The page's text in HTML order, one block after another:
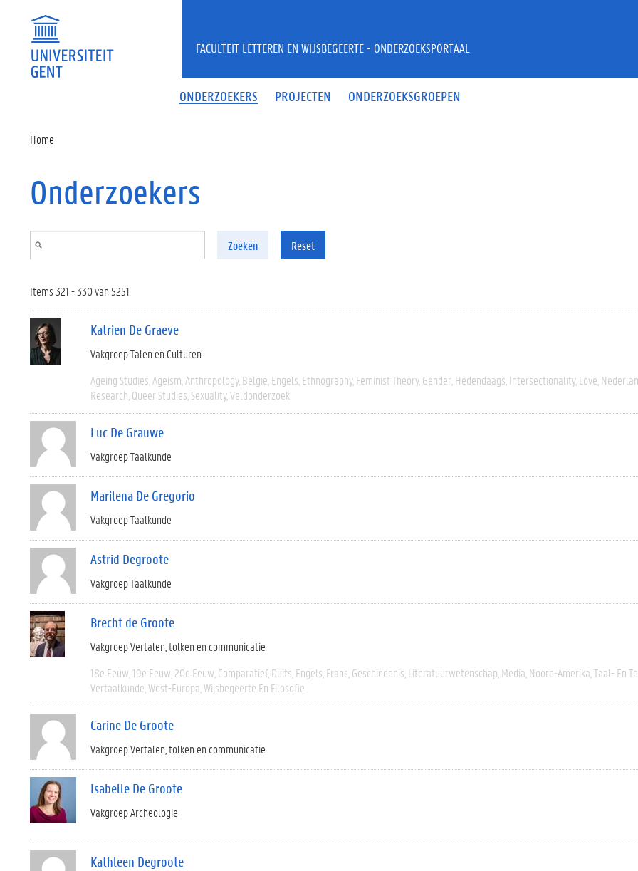
ONDERZOEKERS PROJECTEN ONDERZOEKSGROEPEN
FACULTEIT LETTEREN EN WIJSBEGEERTE - ONDERZOEKSPORTAAL
Home
Onderzoekers
Zoeken Reset
Items 321 - 330 van 5251
Katrien De Graeve
Vakgroep Talen en Culturen
Ageing Studies Ageism Anthropology België Engels Ethnography Feminist Theory Gender Hedendaags Intersectionality Love
Research Queer Studies Sexuality Veldonderzoek
Luc De Grauwe
Vakgroep Taalkunde
Marilena De Gregorio
Vakgroep Taalkunde
Astrid Degroote
Vakgroep Taalkunde
Brecht de Groote
Vakgroep Vertalen, tolken en communicatie
18e Eeuw 19e Eeuw 20e Eeuw Comparatief Duits Engels Frans Geschiedenis Literatuurwetenschap Media Noord-Amerika Taal- En
Vertaalkunde West-Europa Wijsbegeerte En Filosofie
Carine De Groote
Vakgroep Vertalen, tolken en communicatie
Isabelle De Groote
Vakgroep Archeologie
Kathleen Degroote